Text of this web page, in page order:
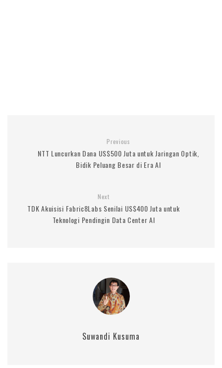
Previous
NTT Luncurkan Dana US$500 Juta untuk Jaringan Optik,
Bidik Peluang Besar di Era AI
Next
TDK Akuisisi Fabric8Labs Senilai US$400 Juta untuk
Teknologi Pendingin Data Center AI
Suwandi Kusuma